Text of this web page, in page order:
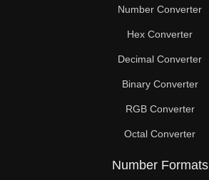
Number Converter
Hex Converter
Decimal Converter
Binary Converter
RGB Converter
Octal Converter
Number Formats